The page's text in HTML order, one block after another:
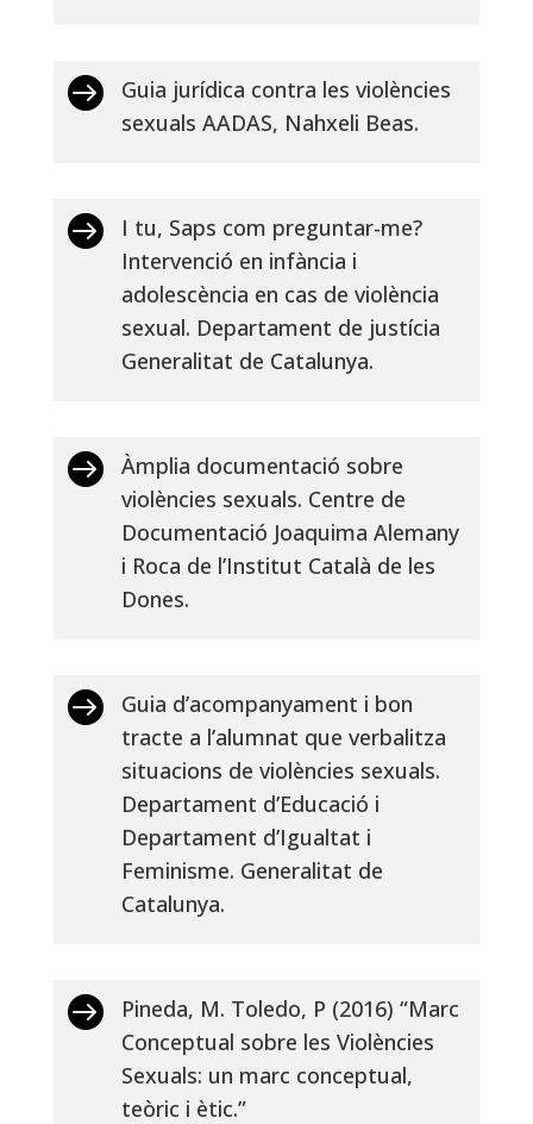

Guia jurídica contra les violències
sexuals AADAS, Nahxeli Beas.

I tu, Saps com preguntar-me?
Intervenció en infància i
adolescència en cas de violència
sexual. Departament de justícia
Generalitat de Catalunya.

Àmplia documentació sobre
violències sexuals. Centre de
Documentació Joaquima Alemany
i Roca de l’Institut Català de les
Dones.

Guia d’acompanyament i bon
tracte a l’alumnat que verbalitza
situacions de violències sexuals.
Departament d’Educació i
Departament d’Igualtat i
Feminisme. Generalitat de
Catalunya.

Pineda, M. Toledo, P (2016) “Marc
Conceptual sobre les Violències
Sexuals: un marc conceptual,
teòric i ètic.”